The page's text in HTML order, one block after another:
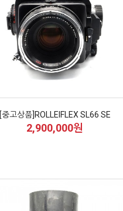
[중고상품]ROLLEIFLEX SL66 SE
2,900,000원